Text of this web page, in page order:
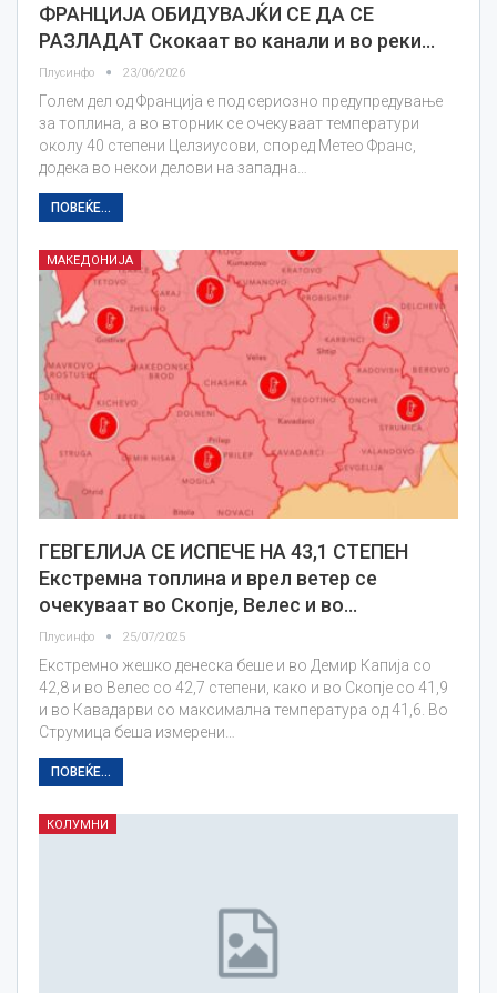
ФРАНЦИЈА ОБИДУВАЈЌИ СЕ ДА СЕ
РАЗЛАДАТ Скокаат во канали и во реки…
Плусинфо 23/06/2026
Голем дел од Франција е под сериозно предупредување
за топлина, а во вторник се очекуваат температури
околу 40 степени Целзиусови, според Метео Франс,
додека во некои делови на западна…
ПОВЕЌЕ...
МАКЕДОНИЈА
ГЕВГЕЛИЈА СЕ ИСПЕЧЕ НА 43,1 СТЕПЕН
Екстремна топлина и врел ветер се
очекуваат во Скопје, Велес и во…
Плусинфо 25/07/2025
Екстремно жешко денеска беше и во Демир Капија со
42,8 и во Велес со 42,7 степени, како и во Скопје со 41,9
и во Кавадарви со максимална температура од 41,6. Во
Струмица беша измерени…
ПОВЕЌЕ...
КОЛУМНИ